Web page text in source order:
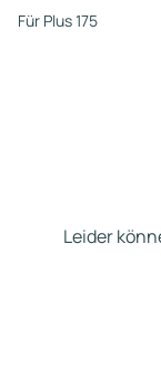
Für Plus 175
Leider